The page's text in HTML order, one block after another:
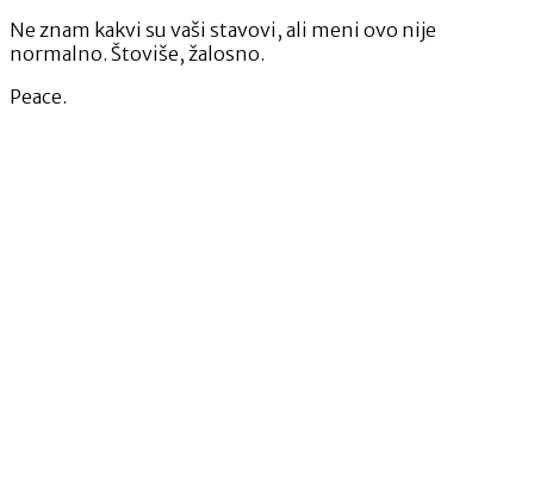
Ne znam kakvi su vaši stavovi, ali meni ovo nije
normalno. Štoviše, žalosno.
Peace.